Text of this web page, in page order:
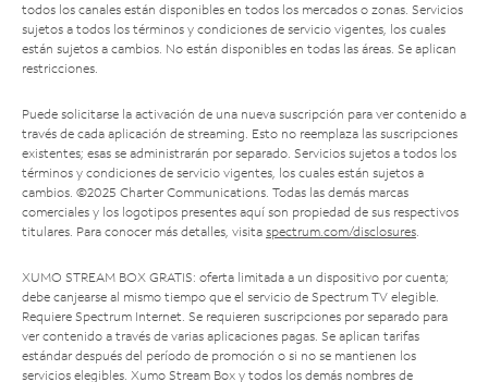
todos los canales están disponibles en todos los mercados o zonas. Servicios
sujetos a todos los términos y condiciones de servicio vigentes, los cuales
están sujetos a cambios. No están disponibles en todas las áreas. Se aplican
restricciones.
Puede solicitarse la activación de una nueva suscripción para ver contenido a
través de cada aplicación de streaming. Esto no reemplaza las suscripciones
existentes; esas se administrarán por separado. Servicios sujetos a todos los
términos y condiciones de servicio vigentes, los cuales están sujetos a
cambios. ©2025 Charter Communications. Todas las demás marcas
comerciales y los logotipos presentes aquí son propiedad de sus respectivos
titulares. Para conocer más detalles, visita spectrum.com/disclosures.
XUMO STREAM BOX GRATIS: oferta limitada a un dispositivo por cuenta;
debe canjearse al mismo tiempo que el servicio de Spectrum TV elegible.
Requiere Spectrum Internet. Se requieren suscripciones por separado para
ver contenido a través de varias aplicaciones pagas. Se aplican tarifas
estándar después del período de promoción o si no se mantienen los
servicios elegibles. Xumo Stream Box y todos los demás nombres de